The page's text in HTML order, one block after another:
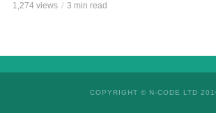
1,274 views 3 min read
COPYRIGHT © N-CODE LTD